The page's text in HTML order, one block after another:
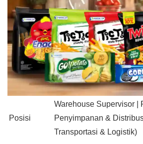
Posisi
Warehouse Supervisor |
Penyimpanan &
Transportasi & Logistik)